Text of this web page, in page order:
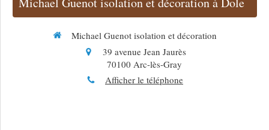
Michael Guenot isolation et décoration
39 avenue Jean Jaurès
70100 Arc-lès-Gray
Afficher le téléphone